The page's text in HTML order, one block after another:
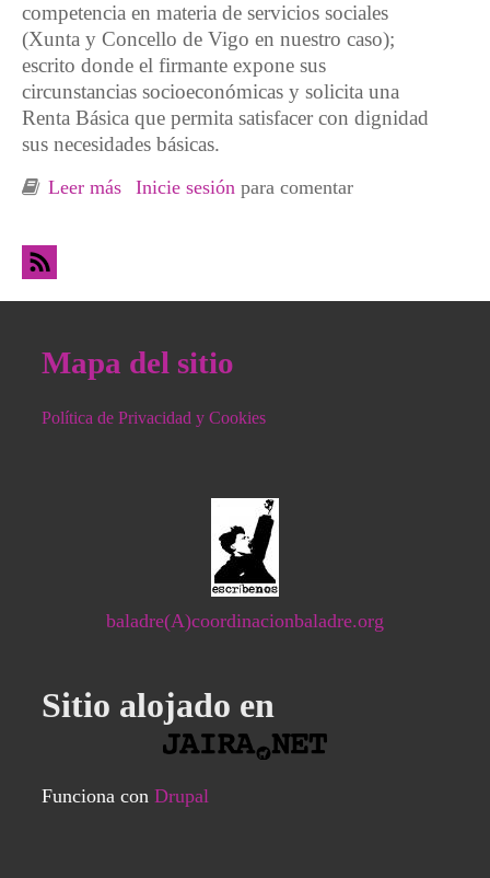
competencia en materia de servicios sociales
(Xunta y Concello de Vigo en nuestro caso);
escrito donde el firmante expone sus
circunstancias socioeconómicas y solicita una
Renta Básica que permita satisfacer con dignidad
sus necesidades básicas.
Leer más sobre Campaña de la ODS-Coia: Exige con la
Inicie sesión para comentar
Mapa del sitio
Política de Privacidad y Cookies
baladre(A)coordinacionbaladre.org
Sitio alojado en
Funciona con Drupal